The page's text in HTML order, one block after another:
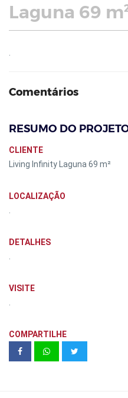
Laguna 69
Comentários
RESUMO DO
CLIENTE
Living Infinity Laguna 69 m²
LOCALIZAÇÃO
DETALHES
VISITE
COMPARTILHE
Thropos |